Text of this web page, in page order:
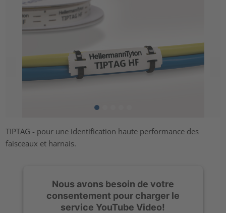
TIPTAG - pour une identification haute performance des
faisceaux et harnais.
Nous avons besoin de votre
consentement pour charger le
service YouTube Video!